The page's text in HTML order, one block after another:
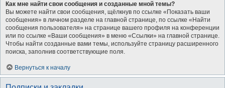
Как мне найти свои сообщения и созданные мной темы?
Вы можете найти свои сообщения, щёлкнув по ссылке «Показать ваши
сообщения» в личном разделе на главной странице, по ссылке «Найти
сообщения пользователя» на странице вашего профиля на конференции
или по ссылке «Ваши сообщения» в меню «Ссылки» на главной странице.
Чтобы найти созданные вами темы, используйте страницу расширенного
поиска, заполнив соответствующие поля.
Вернуться к началу